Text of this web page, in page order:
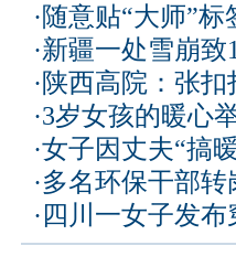
·随意贴“大师”
·新疆一处雪崩致
· 陕西高院：张
·3岁女孩的暖心
·女子因丈夫“搞
·多名环保干部
· 四川一女子发